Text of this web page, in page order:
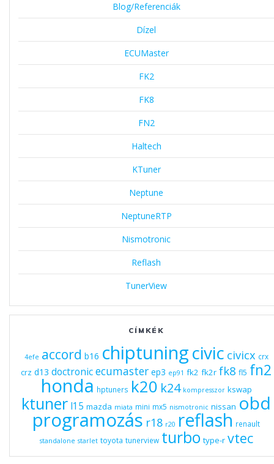
Blog/Referenciák
Dízel
ECUMaster
FK2
FK8
FN2
Haltech
KTuner
Neptune
NeptuneRTP
Nismotronic
Reflash
TunerView
CÍMKÉK
4efe accord b16 chiptuningcivic civicx crx
crz d13 doctronicecumaster ep3 ep91 fk2 fk2r fk8 fl5 fn2
honda hptuners k20 k24 kompresszor kswap
ktuner l15 mazda miata mini mx5 nismotronic nissan obd
programozás r18 r20 reflash renault
standalone starlet toyota tunerview turbo type-r vtec